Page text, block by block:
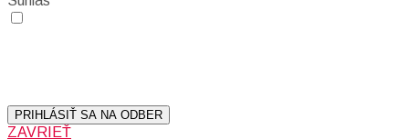
PRIHLÁSIŤ SA NA ODBER
ZAVRIEŤ